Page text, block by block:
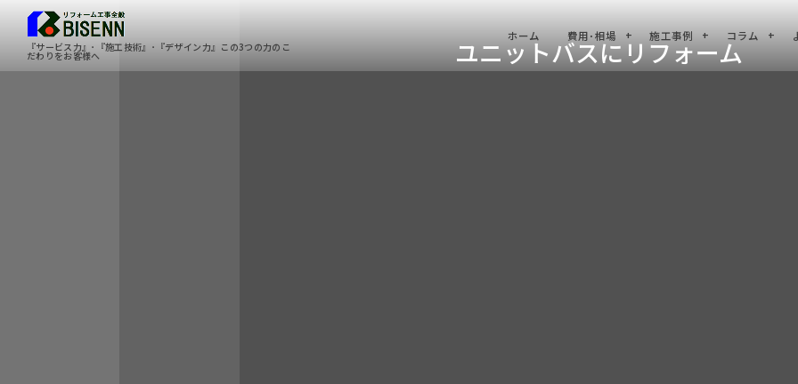
『サービス力』･『施工技術』･『デザイン力』この3つの力のこ
だわりをお客様へ
ホーム 費用･相場 施工事例 コラム
ユニットバスにリフォーム